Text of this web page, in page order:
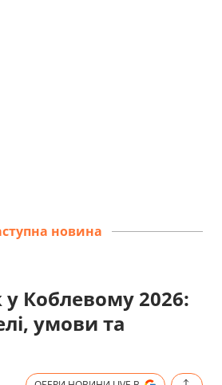
новина
у Коблевому 2026:
умови та